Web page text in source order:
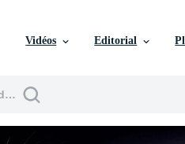
Vidéos Editorial